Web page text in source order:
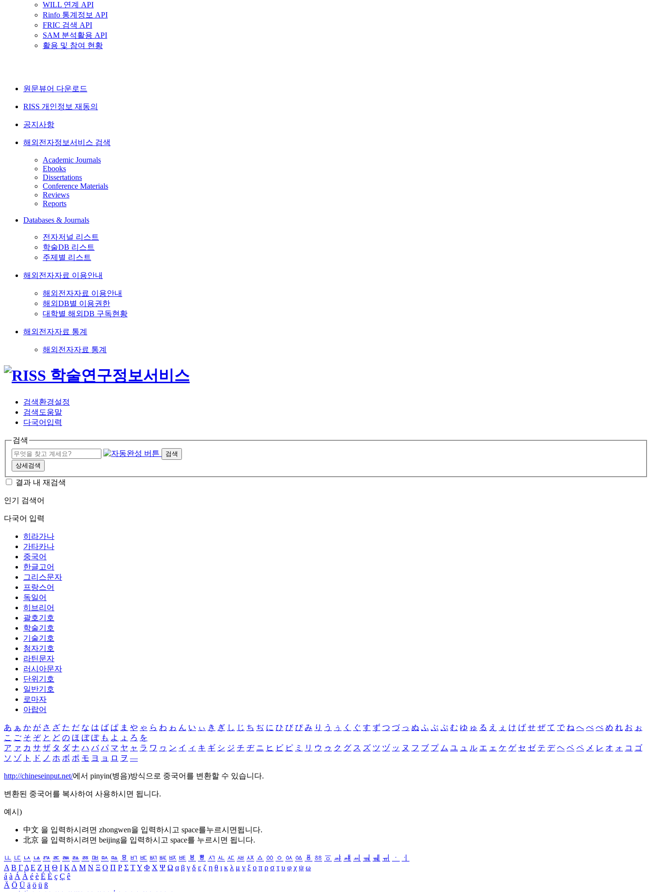
WILL 연계 API
Rinfo 통계정보 API
FRIC 검색 API
SAM 분석활용 API
활용 및 참여 현황
원문뷰어 다운로드
RISS 개인정보 재동의
공지사항
해외전자정보서비스 검색
Academic Journals
Ebooks
Dissertations
Conference Materials
Reviews
Reports
Databases & Journals
전자저널 리스트
학술DB 리스트
주제별 리스트
해외전자자료 이용안내
해외전자자료 이용안내
해외DB별 이용권한
대학별 해외DB 구독현황
해외전자자료 통계
해외전자자료 통계
검색환경설정
검색도움말
다국어입력
검색
검색
상세검색
결과 내 재검색
인기 검색어
다국어 입력
히라가나
가타카나
중국어
한글고어
그리스문자
프랑스어
독일어
히브리어
괄호기호
학술기호
기술기호
첨자기호
라틴문자
러시아문자
단위기호
일반기호
로마자
아랍어
あ ぁ か が さ ざ た だ な は ば ぱ ま や ゃ ら わ ゎ ん い ぃ き ぎ し じ ち ぢ に ひ び ぴ み り う ぅ く ぐ す ず つ づ っ ぬ ふ ぶ ぷ む ゆ ゅ る え ぇ け げ せ ぜ て で ね へ べ ぺ め れ お ぉ
こ ご そ ぞ と ど の ほ ぼ ぽ も よ ょ ろ を
ア ァ カ サ ザ タ ダ ナ ハ バ パ マ ヤ ャ ラ ワ ヮ ン イ ィ キ ギ シ ジ チ ヂ ニ ヒ ビ ピ ミ リ ウ ゥ ク グ ス ズ ツ ヅ ッ ヌ フ ブ プ ム ユ ュ ル エ ェ ケ ゲ セ ゼ テ デ ヘ ベ ペ メ レ オ ォ コ ゴ
ソ ゾ ト ド ノ ホ ボ ポ モ ヨ ョ ロ ヲ ―
http://chineseinput.net/에서 pinyin(병음)방식으로 중국어를 변환할 수 있습니다.
변환된 중국어를 복사하여 사용하시면 됩니다.
예시)
中文 을 입력하시려면 zhongwen을 입력하시고 space를누르시면됩니다.
北京 을 입력하시려면 beijing을 입력하시고 space를 누르시면 됩니다.
ㅥ ㅦ ㅧ ㅨ ㅩ ㅪ ㅫ ㅬ ㅭ ㅮ ㅯ ㅰ ㅱ ㅲ ㅳ ㅴ ㅵ ㅶ ㅷ ㅸ ㅹ ㅺ ㅻ ㅼ ㅽ ㅾ ㅿ ㆀ ㆁ ㆂ ㆃ ㆄ ㆅ ㆆ ㆇ ㆈ ㆉ ㆊ ㆋ ㆌ ㆍ
ㆎ
Α Β ΓΔ Ε Ζ Η Θ Ι ΚΛ Μ Ν Ξ Ο Π Ρ Σ ΤΥ Φ Χ Ψ Ω α β γ δ ε ζ η θ ι κ λ μ ν ξ ο π ρ σ τ υ φ χ ψ ω
á à Á À é è É È ç Ç ê
Ä Ö Ü ä ö ü ß